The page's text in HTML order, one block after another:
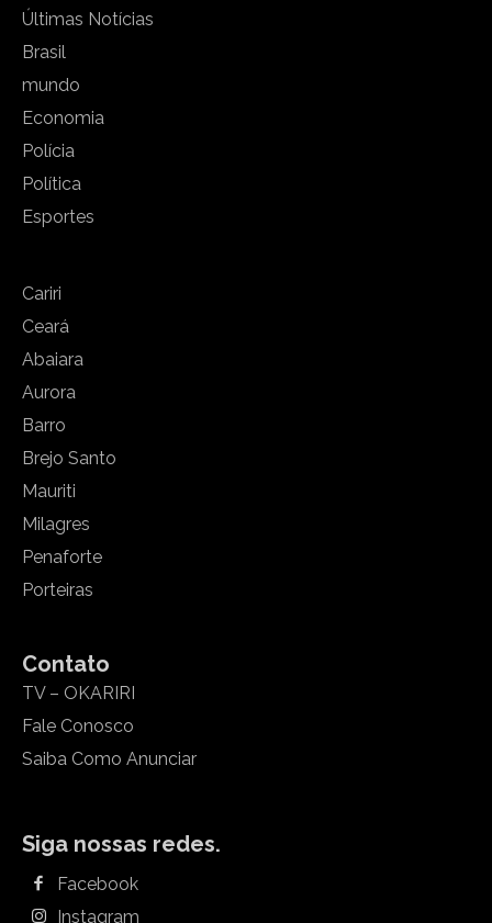
Últimas Notícias
Brasil
mundo
Economia
Polícia
Política
Esportes
Cariri
Ceará
Abaiara
Aurora
Barro
Brejo Santo
Mauriti
Milagres
Penaforte
Porteiras
Contato
TV – OKARIRI
Fale Conosco
Saiba Como Anunciar
Siga nossas redes.
Facebook
Instagram